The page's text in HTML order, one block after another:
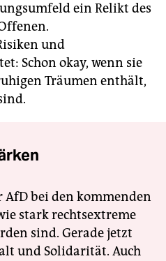
ein Relikt des
und
Schon okay, wenn sie
Träumen enthält,
AfD bei den kommenden
stark rechtsextreme
sind. Gerade jetzt
und Solidarität. Auch